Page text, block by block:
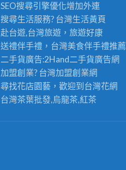
SEO搜尋引擎優化增加外連
搜尋生活服務? 台灣生活黃頁
赴台遊,台灣旅遊 ，旅遊好康
送禮伴手禮，台灣美食伴手禮推薦
二手貨廣告:2Hand二手貨廣告網
加盟創業? 台灣加盟創業網
尋找花店園藝，歡迎到 台灣花網
台灣茶葉批發,烏龍茶,紅茶